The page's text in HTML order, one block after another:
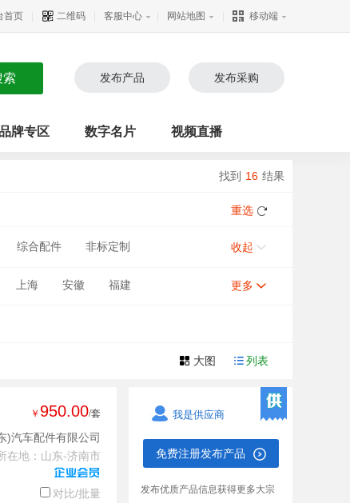
首页 二维码 客服中心 网站地图 移动端
发布产品 发布采购
牌专区 数字名片 视频直播
找到 16 结果
重选
综合配件 非标定制 收起
上海 安徽 福建 更多
列表
大图
￥ 950.00/套
)汽车配件有限公司
在地：山东-济南市
对比/批量
我是供应商
免费注册发布产品
发布优质产品信息获得更多大宗